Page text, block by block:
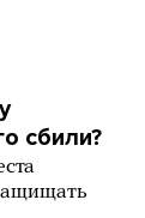
сбили?